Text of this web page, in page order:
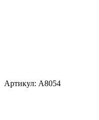
Артикул: A8054